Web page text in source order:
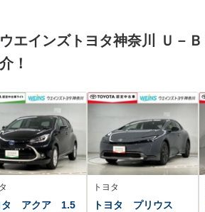
ウエインズトヨタ神奈川 Ｕ－
介！
タ アクア 1.5
トヨタ
トヨタ プリウス